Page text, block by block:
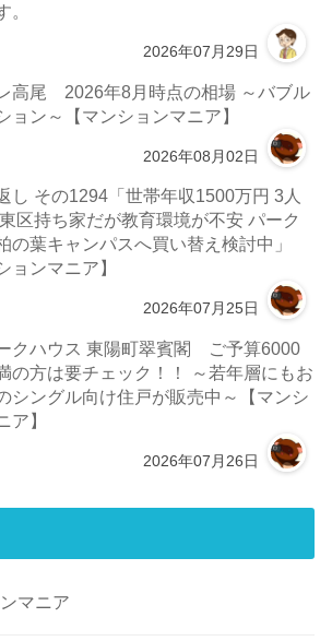
。
2026年07月29日
高尾 2026年8月時点の相場 ～バブル
ョン～【マンションマニア】
2026年08月02日
し その1294「世帯年収1500万円 3人
区持ち家だが教育環境が不安 パーク
の葉キャンパスへ買い替え検討中」
ョンマニア】
2026年07月25日
クハウス 東陽町翠賓閣 ご予算6000
の方は要チェック！！ ～若年層にもお
シングル向け住戸が販売中～【マンシ
ア】
2026年07月26日
マニア